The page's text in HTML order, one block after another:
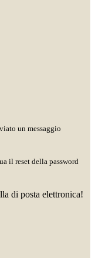
un messaggio
il reset della password
di posta elettronica!